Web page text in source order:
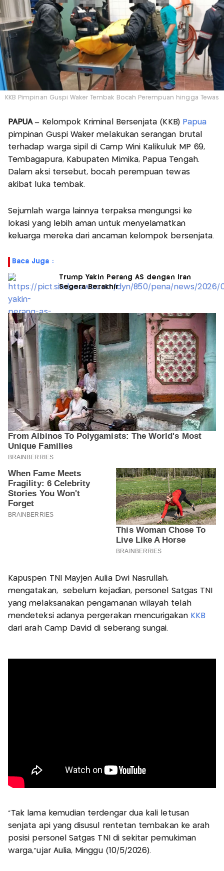
KKB Pimpinan Guspi Waker Tembak Bocah Perempuan hingga Tewas
PAPUA –Kelompok Kriminal Bersenjata (KKB) Papua
pimpinan Guspi Waker melakukan serangan brutal
terhadap warga sipil di Camp Wini Kalikuluk MP 69,
Tembagapura, Kabupaten Mimika, Papua Tengah.
Dalam aksi tersebut, bocah perempuan tewas
akibat luka tembak.
Sejumlah warga lainnya terpaksa mengungsi ke
lokasi yang lebih aman untuk menyelamatkan
keluarga mereka dari ancaman kelompok bersenjata.
Baca Juga :
Trump Yakin Perang AS dengan Iran
Segera Berakhir
Kapuspen TNI Mayjen Aulia Dwi Nasrullah,
mengatakan, sebelum kejadian, personel Satgas TNI
yang melaksanakan pengamanan wilayah telah
mendeteksi adanya pergerakan mencurigakan KKB
dari arah Camp David di seberang sungai.
“Tak lama kemudian terdengar dua kali letusan
senjata api yang disusul rentetan tembakan ke arah
posisi personel Satgas TNI di sekitar pemukiman
warga,”ujar Aulia, Minggu (10/5/2026).